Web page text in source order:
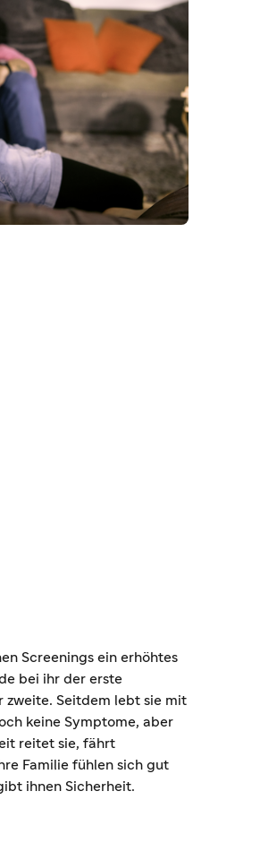
Screenings ein erhöhtes
bei ihr der erste
zweite. Seitdem lebt sie mit
keine Symptome, aber
reitet sie, fährt
Familie fühlen sich gut
ihnen Sicherheit.